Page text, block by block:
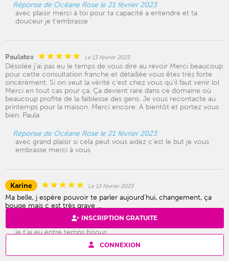
INSCRIPTION GRATUITE
CONNEXION
Réponse de Océane Rose le 21 février 2023
avec plaisir merci à toi pour ta capacité a entendre et ta
douceur je t'embrasse
Paulatex Le 13 février 2023
Désolée j'ai pas eu le temps de vous dire au revoir Merci beaucoup
pour cette consultation franche et détaillée vous êtes très forte
sincèrement. Si on veut la vérité c'est chez vous qu'il faut venir lol
Merci en tout cas pour ça. Ça devient rare dans ce domaine où
beaucoup profite de la faiblesse des gens. Je vous recontacte au
printemps pour la maison. Merci encore. A bientôt et portez vous
bien. Paula
Réponse de Océane Rose le 21 février 2023
avec grand plaisir si cela peut vous aidez c'est le but je vous
embrasse merci à vous
Karine Le 13 février 2023
Ma belle, j espère pouvoir te parler aujourd'hui, changement, ça
bouge mais c est très grave ...
Réponse de Océane Rose le 21 février 2023
je t'ai eu entre temps bisous